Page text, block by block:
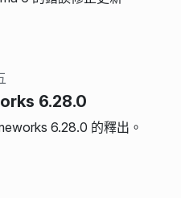
6.28.0
6.28.0 的釋出。